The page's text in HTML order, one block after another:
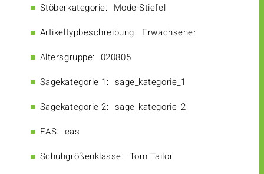
Stöberkategorie: Mode-Stiefel
Artikeltypbeschreibung: Erwachsener
Altersgruppe: 020805
Sagekategorie 1: sage_kategorie_1
Sagekategorie 2: sage_kategorie_2
EAS: eas
Schuhgrößenklasse: Tom Tailor